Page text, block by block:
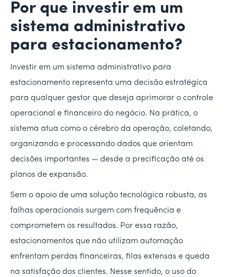
Por que investir em um
sistema administrativo
para estacionamento?
Investir em um sistema administrativo para
estacionamento representa uma decisão estratégica
para qualquer gestor que deseja aprimorar o controle
operacional e financeiro do negócio. Na prática, o
sistema atua como o cérebro da operação, coletando,
organizando e processando dados que orientam
decisões importantes — desde a precificação até os
planos de expansão.
Sem o apoio de uma solução tecnológica robusta, as
falhas operacionais surgem com frequência e
comprometem os resultados. Por essa razão,
estacionamentos que não utilizam automação
enfrentam perdas financeiras, filas extensas e queda
na satisfação dos clientes. Nesse sentido, o uso do